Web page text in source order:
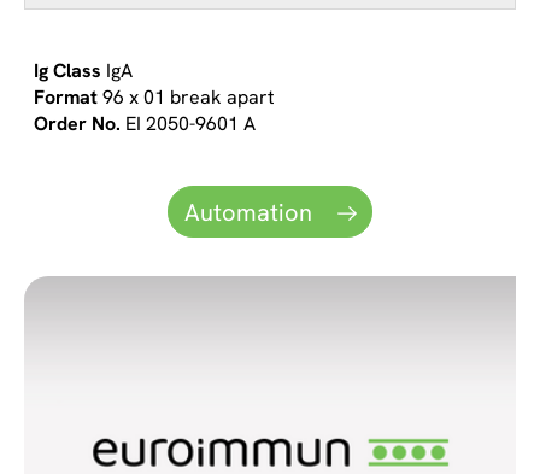
IgA
96 x 01 break apart
EI 2050-9601 A
Automation